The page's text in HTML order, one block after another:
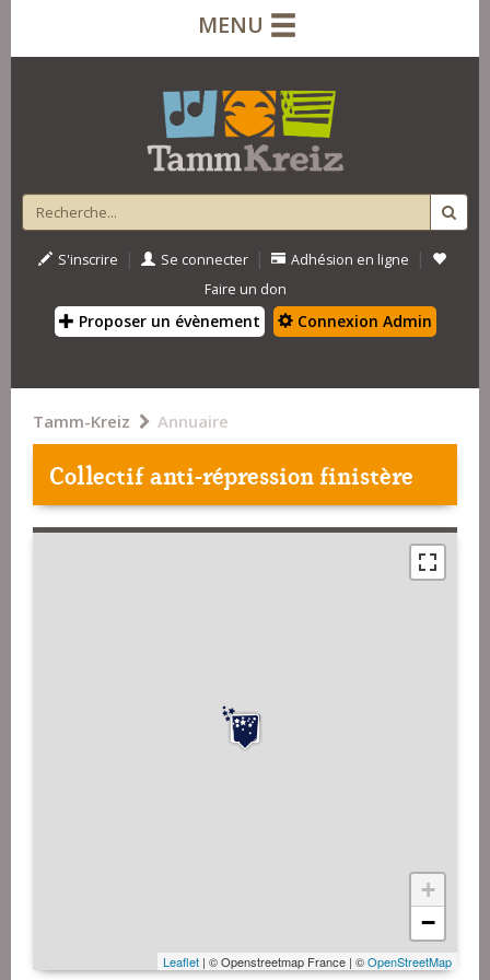
MENU
S'inscrire | Se connecter | Adhésion en ligne |
Faire un don
Proposer un évènement Connexion Admin
Tamm-Kreiz Annuaire
Collectif anti-répression finistère
+
−
Leaflet | © Openstreetmap France | ©OpenStreetMap